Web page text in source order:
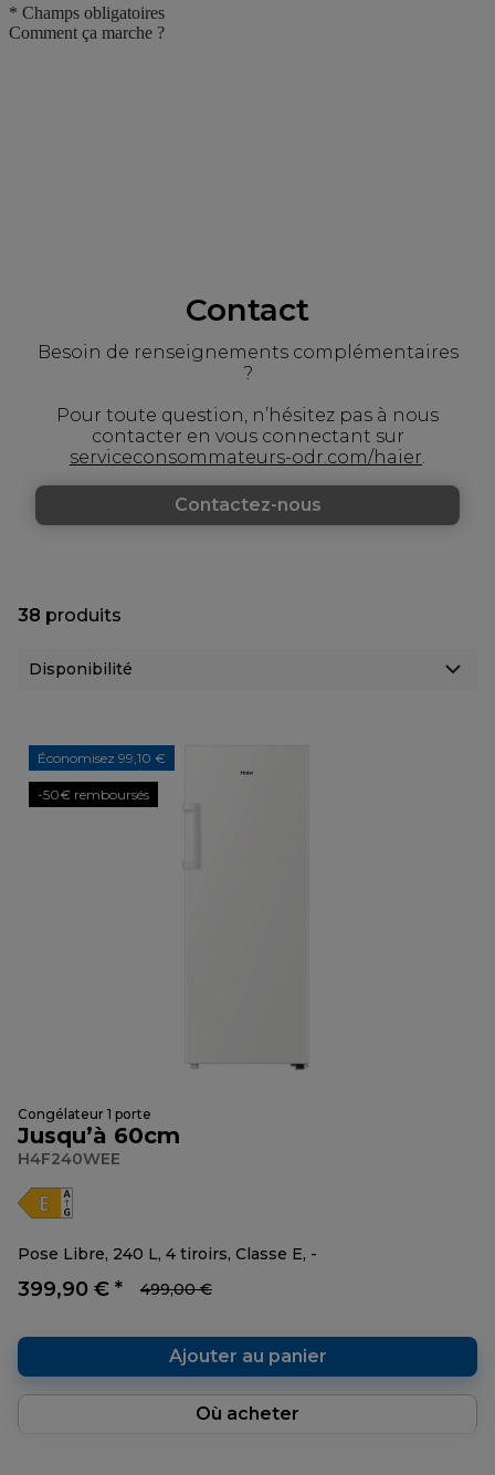
Contact
Besoin de renseignements complémentaires
?
Pour toute question, n’hésitez pas à nous
contacter en vous connectant sur
serviceconsommateurs-odr.com/haier.
Contactez-nous
38 produits
Économisez 99,10 €
-50€ remboursés
Congélateur 1 porte
Jusqu’à 60cm
H4F240WEE
Pose Libre, 240 L, 4 tiroirs, Classe E, -
399,90 € * 499,00 €
Ajouter au panier
Où acheter